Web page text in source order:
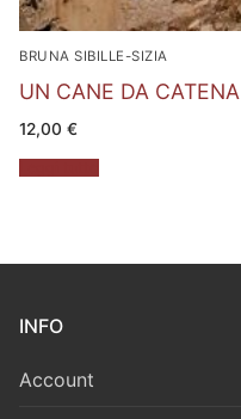
BRUNA SIBILLE-SIZIA
UN CANE DA CATENA
12,00 €
INFO
Account